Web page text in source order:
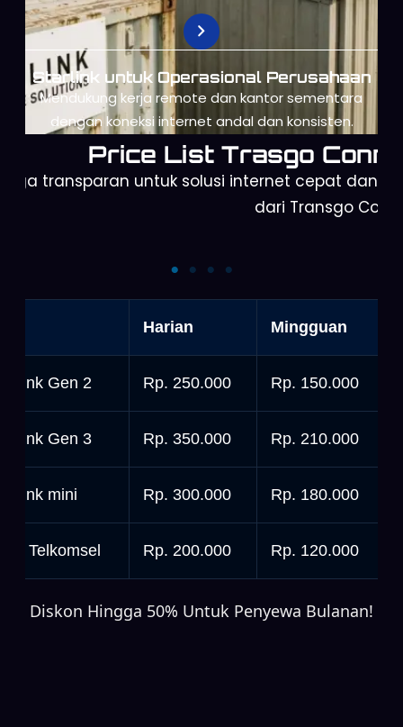
Starlink untuk Operasional Perusahaan
Mendukung kerja remote dan kantor sementara
dengan koneksi internet andal dan konsisten.
Price List Trasgo
transparan untuk solusi internet cepat dan
dari Transgo
Harian Mingguan
Gen 2 Rp. 250.000 Rp. 150.000
Gen 3 Rp. 350.000 Rp. 210.000
mini Rp. 300.000 Rp. 180.000
Telkomsel Rp. 200.000 Rp. 120.000
Diskon Hingga 50% Untuk Penyewa Bulanan!